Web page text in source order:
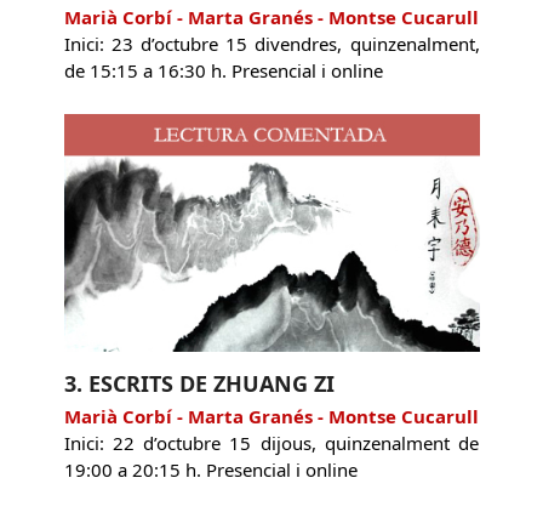
Marià Corbí - Marta Granés - Montse Cucarull
Inici: 23 d’octubre 15 divendres, quinzenalment,
de 15:15 a 16:30 h. Presencial i online
3. ESCRITS DE ZHUANG ZI
Marià Corbí - Marta Granés - Montse Cucarull
Inici: 22 d’octubre 15 dijous, quinzenalment de
19:00 a 20:15 h. Presencial i online